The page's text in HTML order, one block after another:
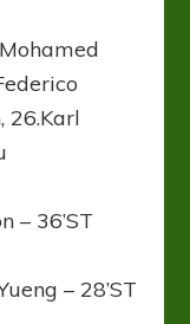
26.Karl
– 36’ST
– 28’ST